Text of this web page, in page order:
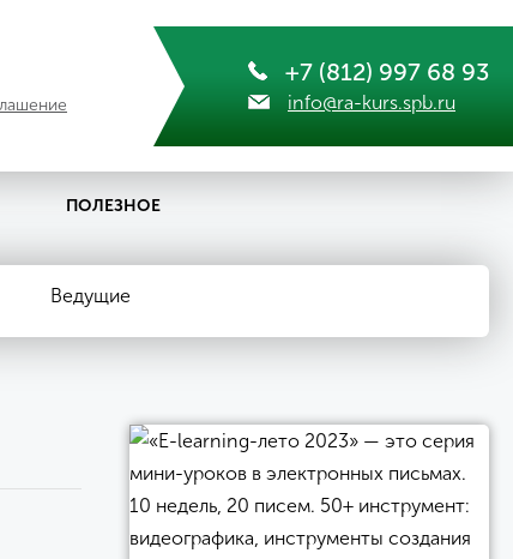
+7 (812) 997 68 93
info@ra-kurs.spb.ru
ПОЛЕЗНОЕ
Ведущие